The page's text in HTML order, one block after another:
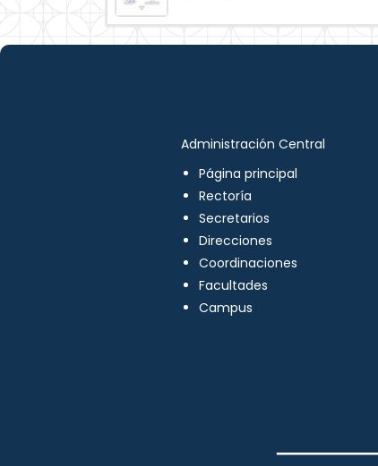
Administración Central
Página principal
Rectoría
Secretarios
Direcciones
Coordinaciones
Facultades
Campus